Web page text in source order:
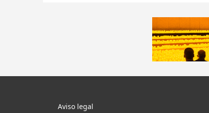
Aviso legal